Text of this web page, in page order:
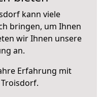
kann viele
bringen, um Ihnen
wir Ihnen unsere
an.
Erfahrung mit
Troisdorf.